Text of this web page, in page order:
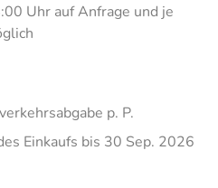
Uhr auf Anfrage und je
p. P.
Einkaufs bis 30 Sep. 2026